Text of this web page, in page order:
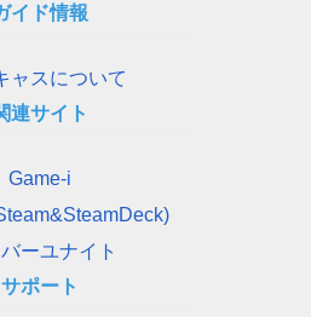
イド情報
ャスについて
連サイト
Game-i
ーユナイト
サポート